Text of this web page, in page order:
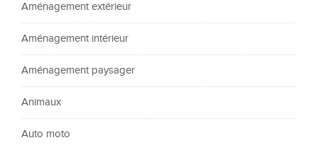
Aménagement extérieur
Aménagement intérieur
Aménagement paysager
Animaux
Auto moto